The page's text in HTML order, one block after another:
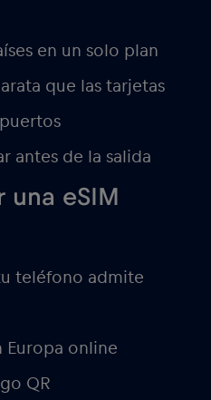
en un solo plan
que las tarjetas
antes de la salida
eSIM
teléfono admite
Europa online
QR